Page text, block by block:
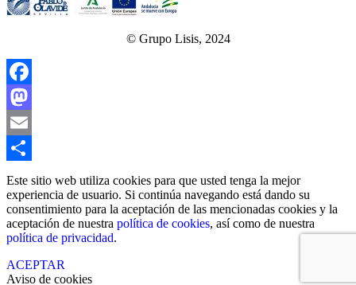
© Grupo Lisis, 2024
Facebook
Mastodon
Email
Compartir
Este sitio web utiliza cookies para que usted tenga la mejor
experiencia de usuario. Si continúa navegando está dando su
consentimiento para la aceptación de las mencionadas cookies y la
aceptación de nuestra política de cookies, así como de nuestra
política de privacidad.
ACEPTAR
Aviso de cookies